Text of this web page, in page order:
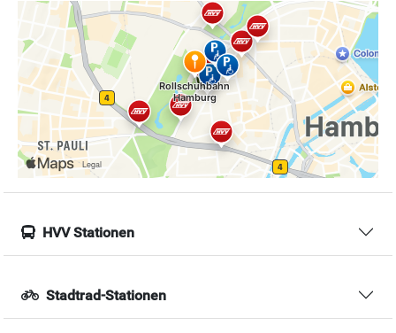
HVV Stationen
Stadtrad-Stationen